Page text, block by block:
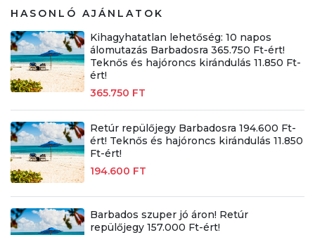
HASONLÓ AJÁNLATOK
Kihagyhatatlan lehetőség: 10 napos
álomutazás Barbadosra 365.750 Ft-ért!
Teknős és hajóroncs kirándulás 11.850 Ft-
ért!
365.750 FT
Retúr repülőjegy Barbadosra 194.600 Ft-
ért! Teknős és hajóroncs kirándulás 11.850
Ft-ért!
194.600 FT
Barbados szuper jó áron! Retúr
repülőjegy 157.000 Ft-ért!